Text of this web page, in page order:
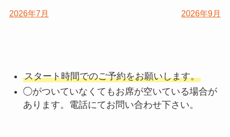
2026年7月 2026年9月
スタート時間でのご予約をお願いします。
◯がついていなくてもお席が空いている場合が
あります。電話にてお問い合わせ下さい。